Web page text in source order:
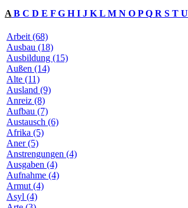
A B C D E F G HI J K L M N O PQ R S T U
Arbeit (68)
Ausbau (18)
Ausbildung (15)
Außen (14)
Alte (11)
Ausland (9)
Anreiz (8)
Aufbau (7)
Austausch (6)
Afrika (5)
Aner (5)
Anstrengungen (4)
Ausgaben (4)
Aufnahme (4)
Armut (4)
Asyl (4)